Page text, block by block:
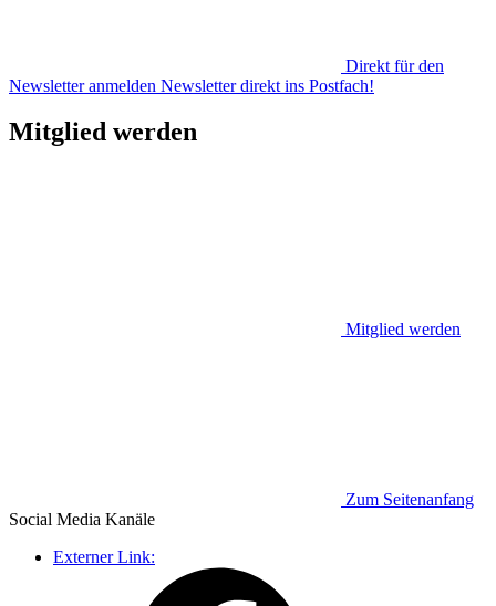
Direkt für den
Newsletter anmelden Newsletter direkt ins Postfach!
Mitglied werden
Mitglied werden
Zum Seitenanfang
Social Media Kanäle
Externer Link: